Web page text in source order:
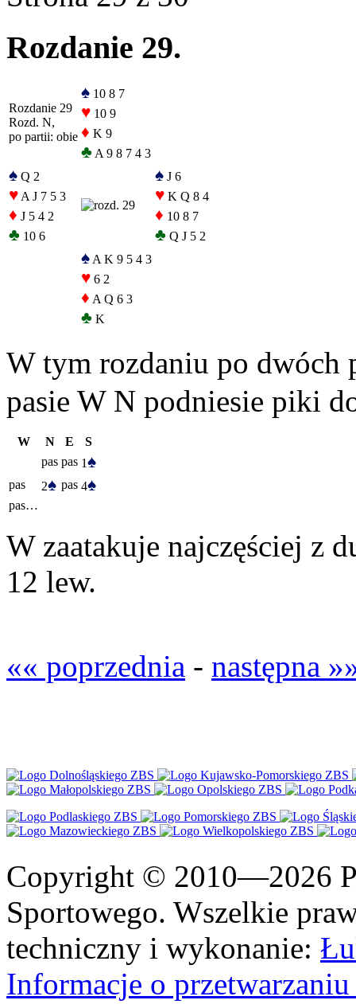
Rozdanie 29.
Rozdanie 29
Rozd. N,
po partii: obie
♠ 10 8 7
♥ 10 9
♦ K 9
♣ A 9 8 7 4 3
♠ Q 2
♥ A J 7 5 3
♦ J 5 4 2
♣ 10 6
♠ J 6
♥ K Q 8 4
♦ 10 8 7
♣ Q J 5 2
♠ A K 9 5 4 3
♥ 6 2
♦ A Q 6 3
♣ K
W tym rozdaniu po dwóch
pasie W N podniesie piki
W N E
S
pas pas 1♠
pas 2♠ pas 4♠
pas…
W zaatakuje najczęściej z
12 lew.
«« poprzednia - następna
Copyright © 2010—2026
Sportowego. Wszelkie
techniczny i wykonanie:
Informacje o